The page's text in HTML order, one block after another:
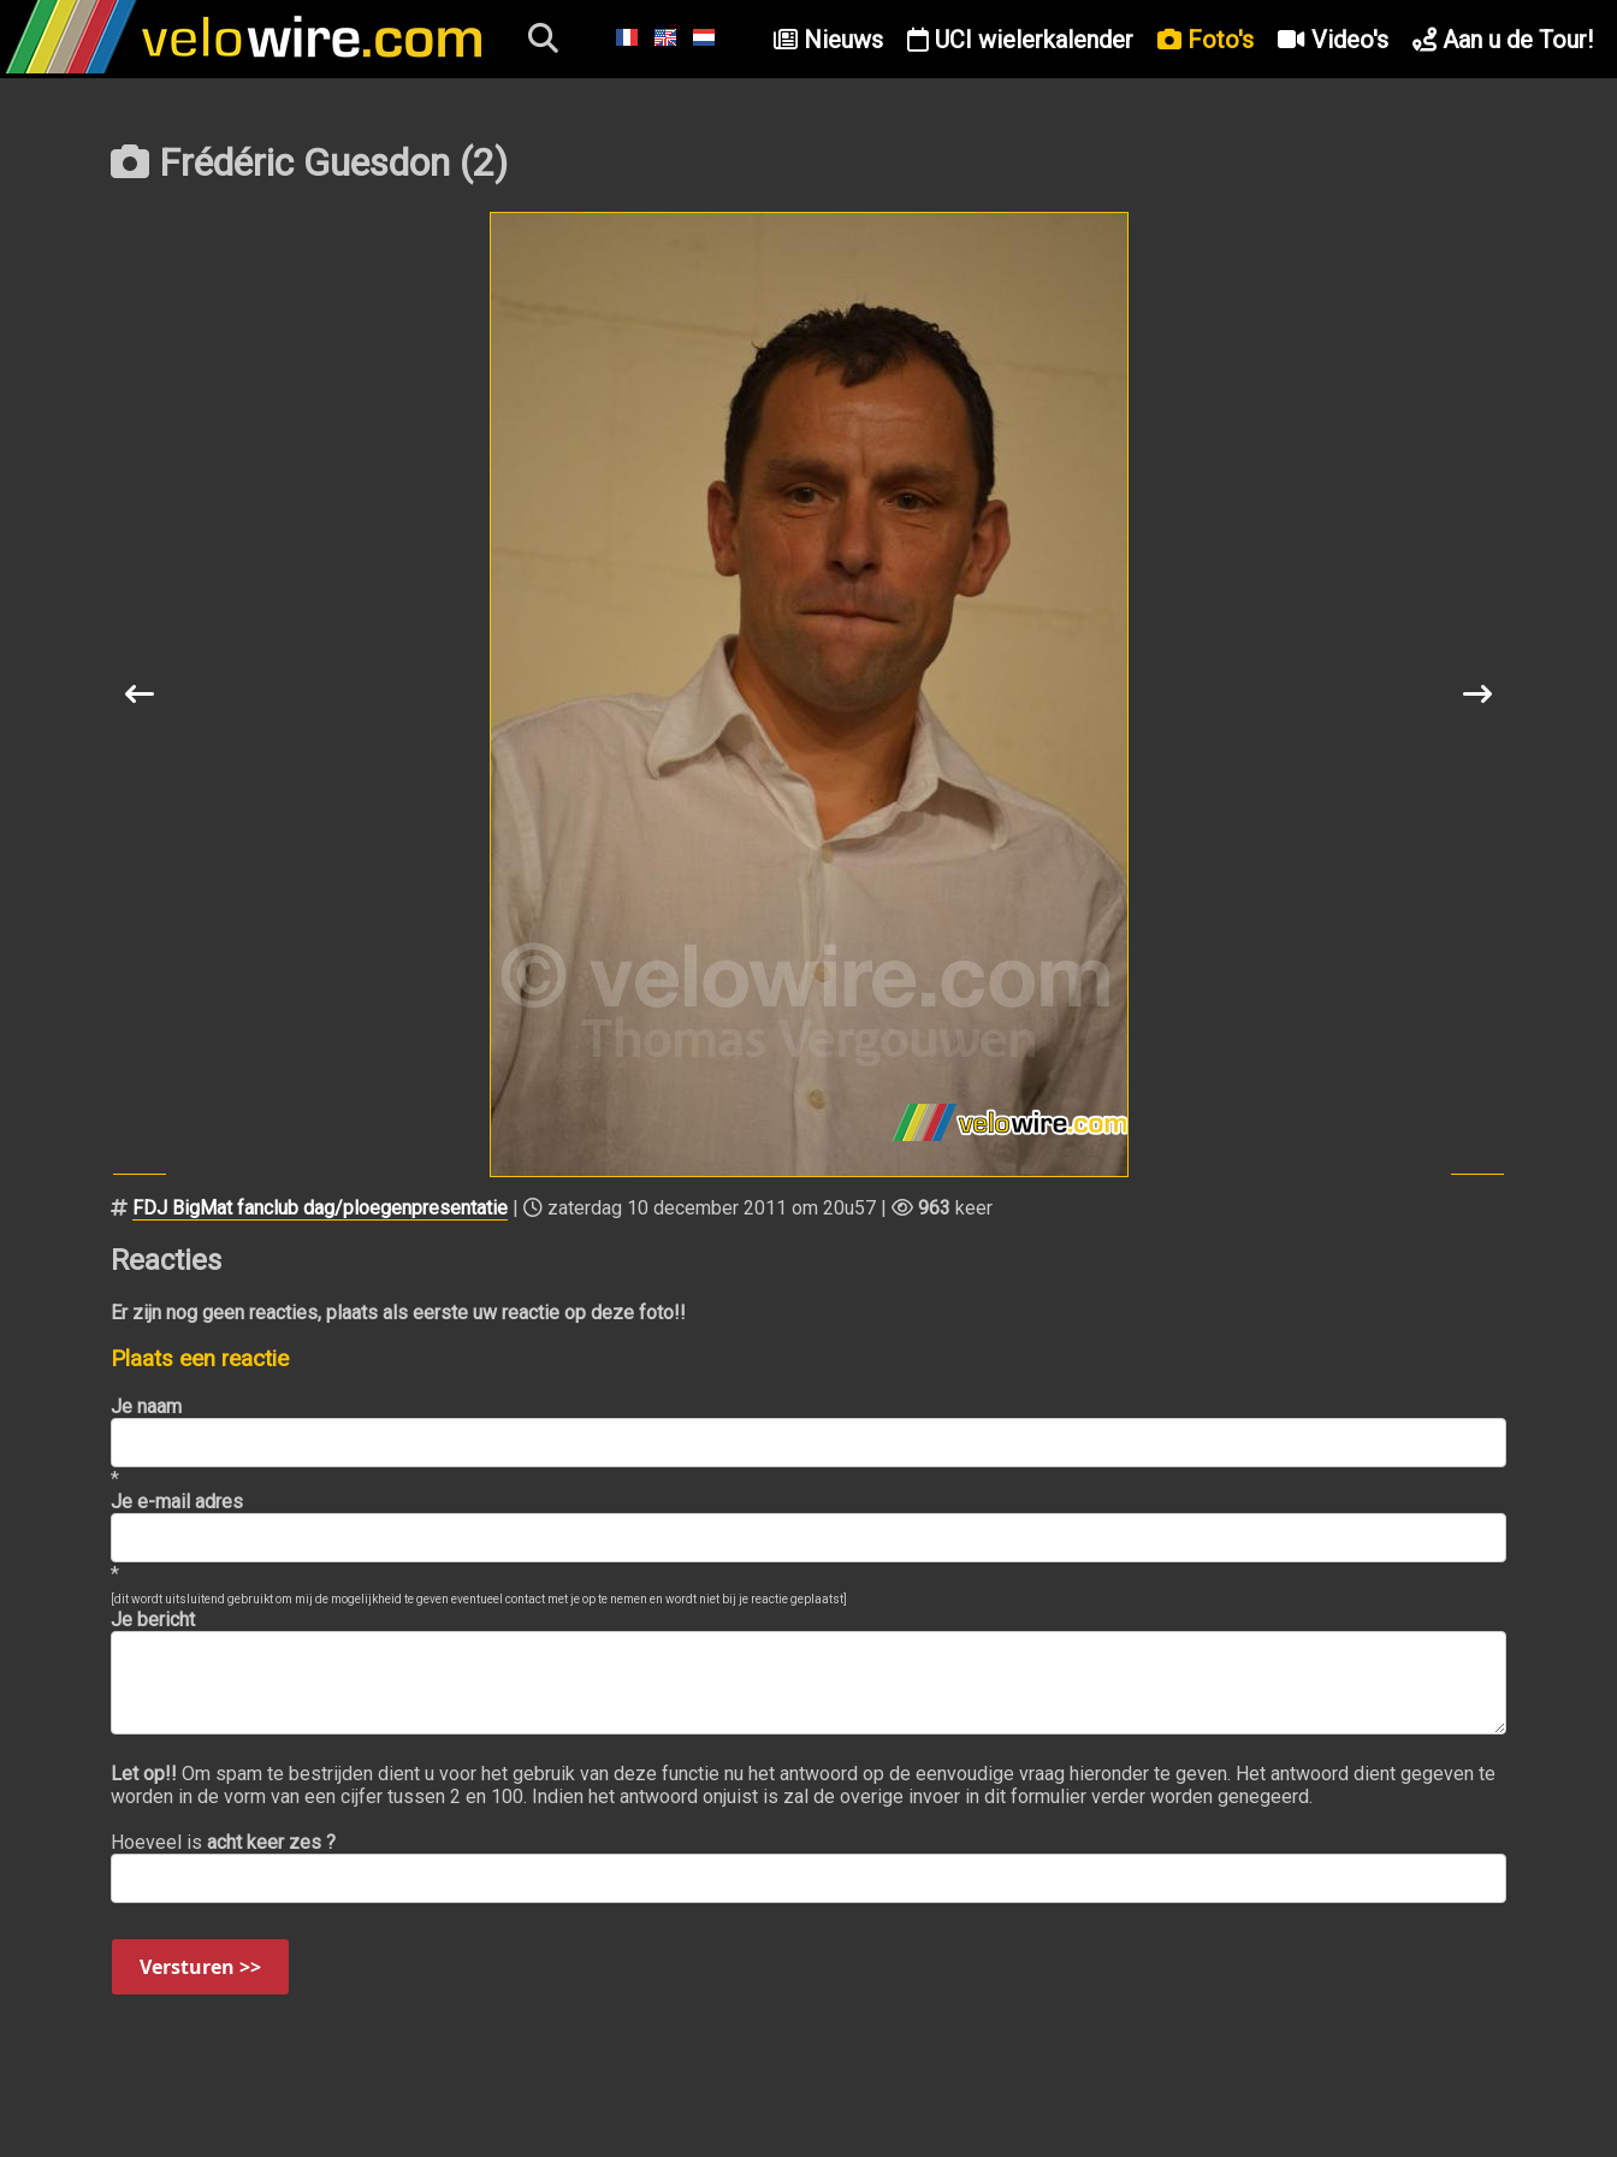
Nieuws UCI wielerkalender Foto's Video's Aan u de Tour!
Frédéric Guesdon (2)
FDJ BigMat fanclub dag/ploegenpresentatie | zaterdag 10 december 2011 om 20u57 | 963 keer
Reacties
Er zijn nog geen reacties, plaats als eerste uw reactie op deze foto!!
Plaats een reactie
Je naam
*
Je e-mail adres
*
[dit wordt uitsluitend gebruikt om mij de mogelijkheid te geven eventueel contact met je op te nemen en wordt niet bij je reactie geplaatst]
Je bericht
Let op!! Om spam te bestrijden dient u voor het gebruik van deze functie nu het antwoord op de eenvoudige vraag hieronder te geven. Het antwoord dient gegeven te
worden in de vorm van een cijfer tussen 2 en 100. Indien het antwoord onjuist is zal de overige invoer in dit formulier verder worden genegeerd.
Hoeveel is acht keer zes ?
Versturen >>